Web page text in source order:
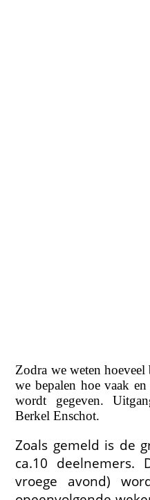
Zodra we weten
we bepalen hoe vaak
wordt gegeven.
Berkel Enschot.
Zoals gemeld is de
ca.10
vroege avond)